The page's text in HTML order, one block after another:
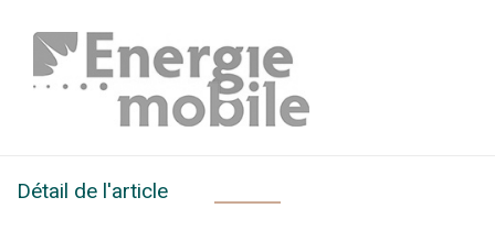
Détail de l'article